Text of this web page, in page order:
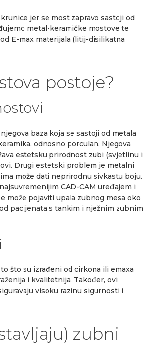
jer se most zapravo sastoji od
metal-keramičke mostove te
E-max materijala (litij-disilikatna
postoje?
baza koja se sastoji od metala
odnosno porculan. Njegova
estetsku prirodnost zubi (svjetlinu i
Drugi estetski problem je metalni
može dati neprirodnu sivkastu boju.
CAD-CAM uređajem i
može pojaviti upala zubnog mesa oko
pacijenata s tankim i nježnim zubnim
što su izrađeni od cirkona ili emaxa
i kvalitetnija. Također, ovi
visoku razinu sigurnosti i
zubni